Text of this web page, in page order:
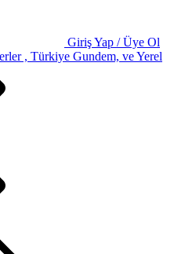
Giriş Yap / Üye Ol